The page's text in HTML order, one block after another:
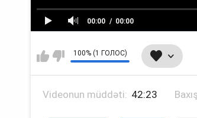
00:00 00:00
100% (1 ГОЛОС)
Videonun müddəti: 42:23